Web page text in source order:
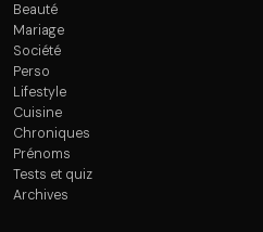
Beauté
Mariage
Société
Perso
Lifestyle
Cuisine
Chroniques
Prénoms
Tests et quiz
Archives